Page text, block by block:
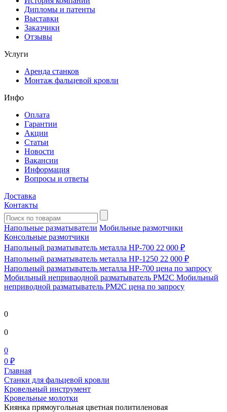
Дипломы и патенты
Выставки
Заказчики
Отзывы
Услуги
Аренда станков
Монтаж фальцевой кровли
Инфо
Оплата
Гарантии
Акции
Статьи
Новости
Вакансии
Информация
Вопросы и ответы
Доставка
Контакты
Напольные разматыватели Мобильные размотчики
Консольные размотчики
Напольный разматыватель металла HP-700 22 000 ₽
Напольный разматыватель металла HP-1250 22 000 ₽
Напольный разматыватель металла HP-700 цена по запросу
Мобильный непривaодной разматыватель РМ2С Мобильный
неприводной разматыватель РМ2С цена по запросу
0
0
0
0 ₽
Главная
Станки для фальцевой кровли
Кровельный инструмент
Кровельные молотки
Киянка прямоугольная цветная политиленовая